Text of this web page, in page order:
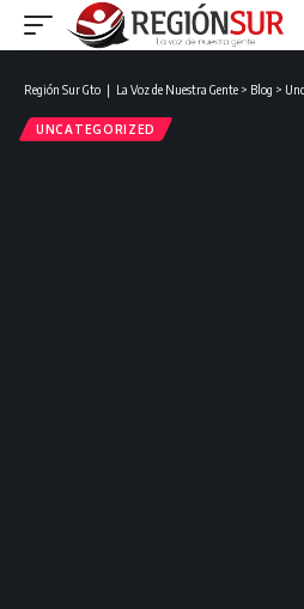
Región Sur Gto ❘ La Voz de Nuestra Gente > Blog >
UNCATEGORIZED